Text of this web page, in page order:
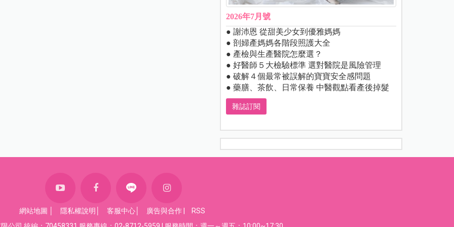
2026年7月號
● 謝沛恩 從甜美少女到優雅媽媽
● 剖婦產媽媽各階段照護大全
● 產檢與生產醫院怎麼選？
● 好醫師５大檢驗標準 選對醫院是風險管理
● 破解４個最常被誤解的寶寶安全感問題
● 藥膳、茶飲、日常保養 中醫觀點看產後掉髮
雜誌訂閱
網站地圖 隱私權說明 客服中心 廣告與合作
RSS